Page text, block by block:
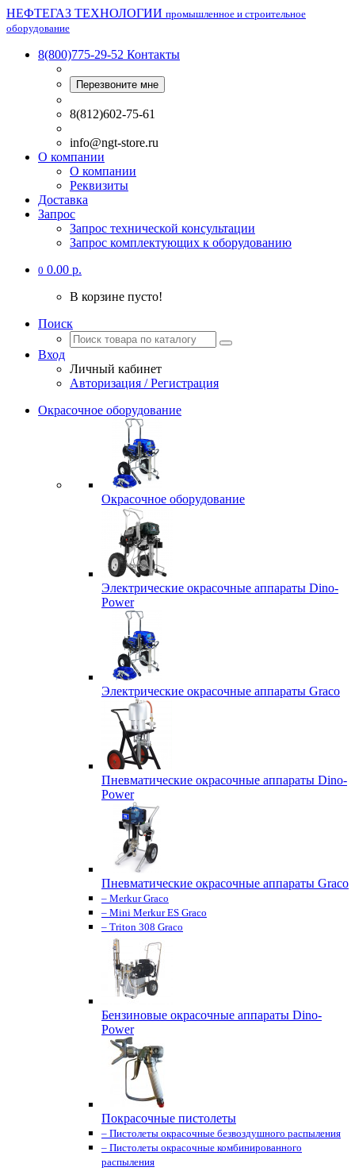
НЕФТЕГАЗ ТЕХНОЛОГИИ промышленное и строительное
оборудование
8(800)775-29-52 Контакты
Перезвоните мне
8(812)602-75-61
info@ngt-store.ru
О компании
О компании
Реквизиты
Доставка
Запрос
Запрос технической консультации
Запрос комплектующих к оборудованию
0 0.00 р.
В корзине пусто!
Поиск
Вход
Личный кабинет
Авторизация / Регистрация
Окрасочное оборудование
Окрасочное оборудование
Электрические окрасочные аппараты Dino-
Power
Электрические окрасочные аппараты Graco
Пневматические окрасочные аппараты Dino-
Power
Пневматические окрасочные аппараты Graco
– Merkur Graco
– Mini Merkur ES Graco
– Triton 308 Graco
Бензиновые окрасочные аппараты Dino-
Power
Покрасочные пистолеты
– Пистолеты окрасочные безвоздушного распыления
– Пистолеты окрасочные комбинированного
распыления